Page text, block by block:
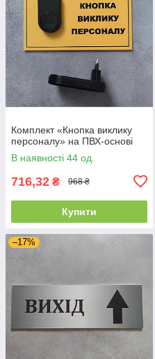
Комплект «Кнопка виклику
персоналу» на ПВХ-основі
В наявності 44 од.
716,32 ₴ 968 ₴
Купити
–17%